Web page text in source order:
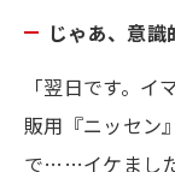
じゃあ、意識
「翌日です。
販用『ニッセ
で……イケました